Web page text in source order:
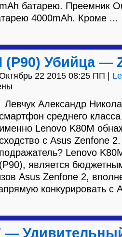
батарею. Преемник
4000mAh. Кроме ...
(P90) Убийца —
22 2015 08:25 ПП |
Левчук Александр
среднего
именно Lenovo K80M
с Asus Zenfone
подражатель? Lenovo
(P90), является
Asus Zenfone 2,
конкурировать с
—